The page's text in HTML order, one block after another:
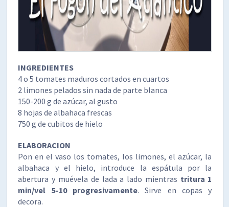
INGREDIENTES
4 o 5 tomates maduros cortados en cuartos
2 limones pelados sin nada de parte blanca
150-200 g de azúcar, al gusto
8 hojas de albahaca frescas
750 g de cubitos de hielo
ELABORACION
Pon en el vaso los tomates, los limones, el azúcar, la
albahaca y el hielo, introduce la espátula por la
abertura y muévela de lada a lado mientras tritura 1
min/vel 5-10 progresivamente. Sirve en copas y
decora.